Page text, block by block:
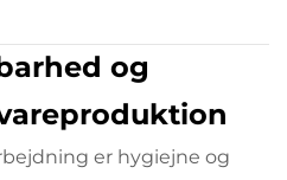
og
er hygiejne og